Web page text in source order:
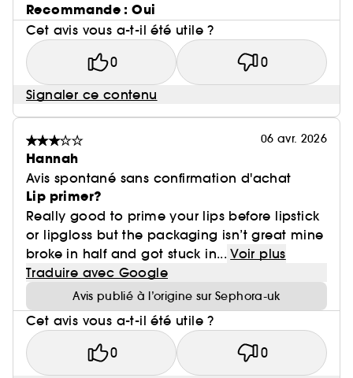
Recommande : Oui
Cet avis vous a-t-il été utile ?
0 0
Signaler ce contenu
06 avr. 2026
Hannah
Avis spontané sans confirmation d'achat
Lip primer?
Really good to prime your lips before lipstick
or lipgloss but the packaging isn’t great mine
broke in half and got stuck in... Voir plus
Traduire avec Google
Avis publié à l’origine sur Sephora-uk
Cet avis vous a-t-il été utile ?
0 0